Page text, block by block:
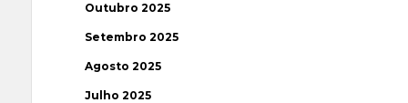
Outubro 2025
Setembro 2025
Agosto 2025
Julho 2025